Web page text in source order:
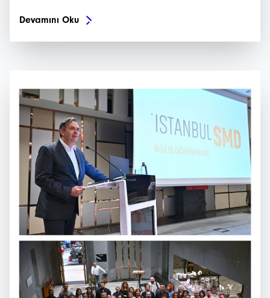
Devamını Oku